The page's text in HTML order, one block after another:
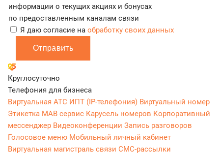
информации о текущих акциях и бонусах
по предоставленным каналам связи
Я даю согласие на обработку своих данных
Отправить
Круглосуточно
Телефония для бизнеса
Виртуальная АТС ИПТ (IP-телефония) Виртуальный номер
Этикетка МАВ сервис Карусель номеров Корпоративный
мессенджер Видеоконференции Запись разговоров
Голосовое меню Мобильный личный кабинет
Виртуальная магистраль связи СМС-рассылки